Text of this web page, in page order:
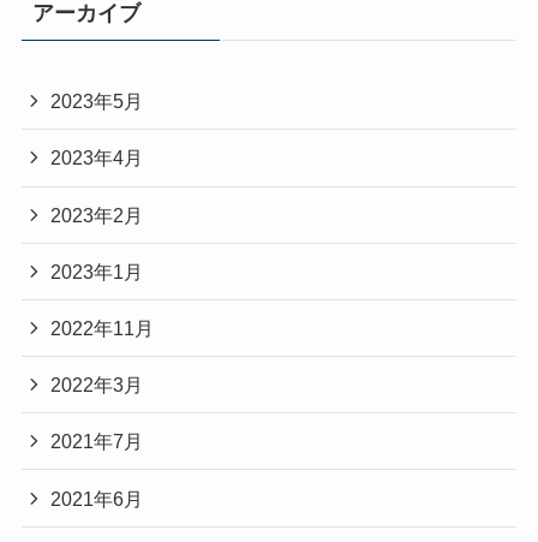
アーカイブ
2023年5月
2023年4月
2023年2月
2023年1月
2022年11月
2022年3月
2021年7月
2021年6月